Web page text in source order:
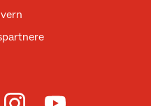
Facebook
Til DNT på Instagram
Til DNT på YouTube